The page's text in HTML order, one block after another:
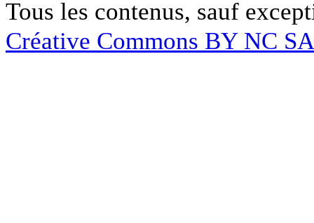
Tous les contenus, sauf
Créative Commons BY NC SA